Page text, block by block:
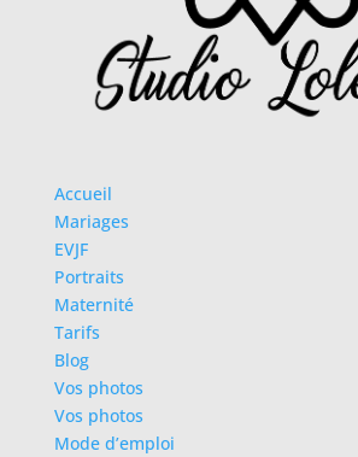
Accueil
Mariages
EVJF
Portraits
Maternité
Tarifs
Blog
Vos photos
Vos photos
Mode d’emploi